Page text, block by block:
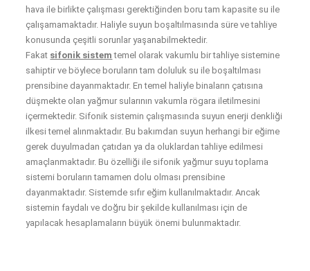
hava ile birlikte çalışması gerektiğinden boru tam kapasite su ile
çalışamamaktadır. Haliyle suyun boşaltılmasında süre ve tahliye
konusunda çeşitli sorunlar yaşanabilmektedir.
Fakat sifonik sistem temel olarak vakumlu bir tahliye sistemine
sahiptir ve böylece boruların tam doluluk su ile boşaltılması
prensibine dayanmaktadır. En temel haliyle binaların çatısına
düşmekte olan yağmur sularının vakumla rögara iletilmesini
içermektedir. Sifonik sistemin çalışmasında suyun enerji denkliği
ilkesi temel alınmaktadır. Bu bakımdan suyun herhangi bir eğime
gerek duyulmadan çatıdan ya da oluklardan tahliye edilmesi
amaçlanmaktadır. Bu özelliği ile sifonik yağmur suyu toplama
sistemi boruların tamamen dolu olması prensibine
dayanmaktadır. Sistemde sıfır eğim kullanılmaktadır. Ancak
sistemin faydalı ve doğru bir şekilde kullanılması için de
yapılacak hesaplamaların büyük önemi bulunmaktadır.